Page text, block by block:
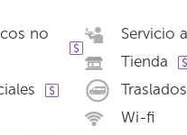
no
Servicio
Tienda
Wi-fi